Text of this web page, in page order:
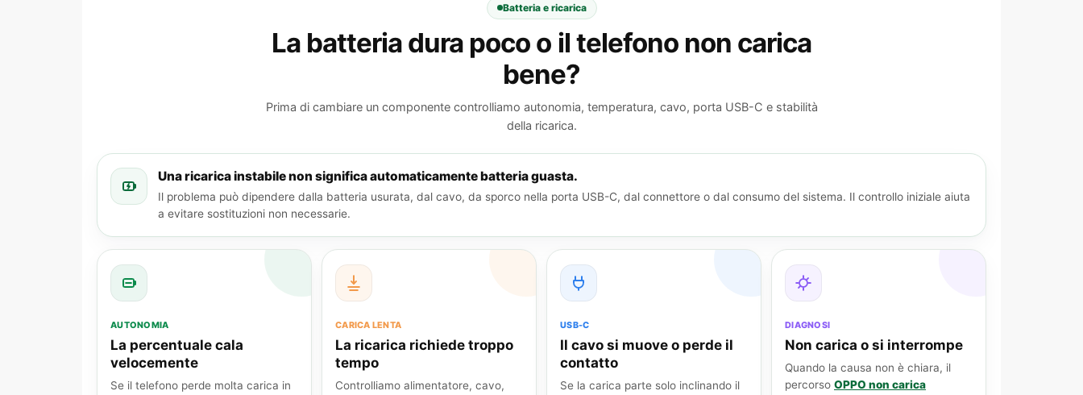
Batteria e ricarica
La batteria dura poco o il telefono non carica
bene?
Prima di cambiare un componente controlliamo autonomia, temperatura, cavo, porta USB-C e stabilità
della ricarica.
Una ricarica instabile non significa automaticamente batteria guasta.
Il problema può dipendere dalla batteria usurata, dal cavo, da sporco nella porta USB-C, dal connettore o dal consumo del sistema. Il controllo iniziale aiuta
a evitare sostituzioni non necessarie.
AUTONOMIA
La percentuale cala
velocemente
Se il telefono perde molta carica in
CARICA LENTA
La ricarica richiede troppo
tempo
Controlliamo alimentatore, cavo,
USB-C
Il cavo si muove o perde il
contatto
Se la carica parte solo inclinando il
DIAGNOSI
Non carica o si interrompe
Quando la causa non è chiara, il
percorso OPPO non carica